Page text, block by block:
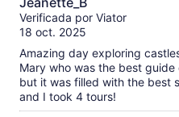
de
10
Verificada por Viator
18 oct. 2025
Amazing day exploring
Mary who was the best
but it was filled with the best
and I took 4 tours!